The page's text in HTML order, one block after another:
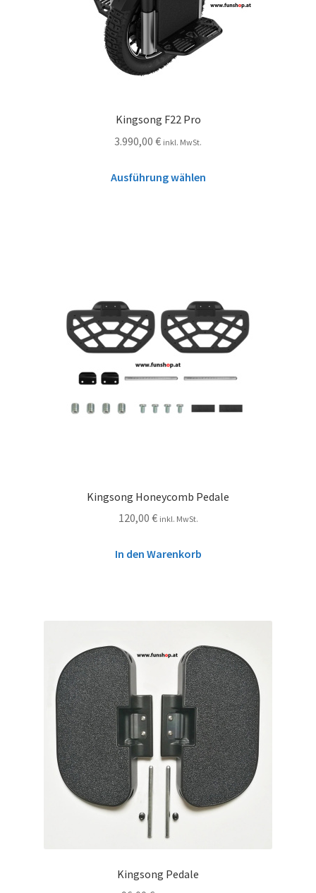
Kingsong F22 Pro
3.990,00 € inkl. MwSt.
Ausführung wählen
Kingsong Honeycomb Pedale
120,00 € inkl. MwSt.
In den Warenkorb
Kingsong Pedale